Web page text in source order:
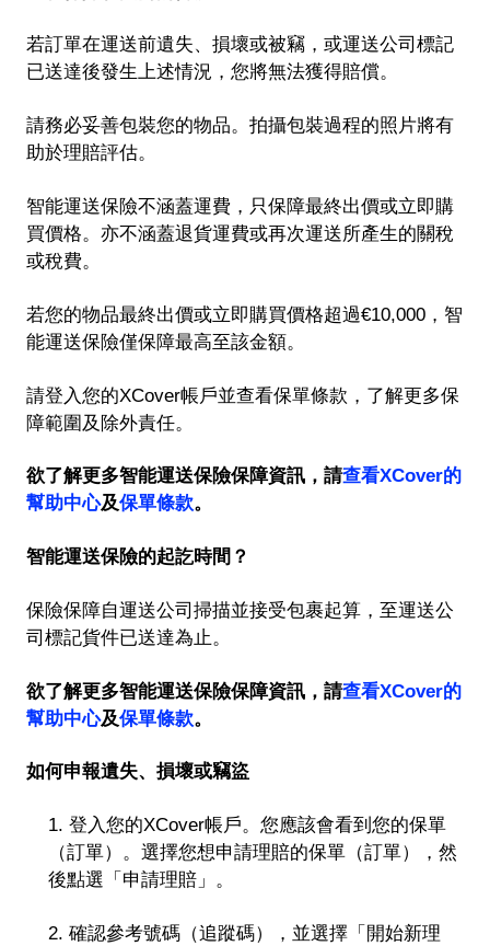
若訂單在運送前遺失、損壞或被竊，或運送公司標記
已送達後發生上述情況，您將無法獲得賠償。
請務必妥善包裝您的物品。拍攝包裝過程的照片將有
助於理賠評估。
智能運送保險不涵蓋運費，只保障最終出價或立即購
買價格。亦不涵蓋退貨運費或再次運送所產生的關稅
或稅費。
若您的物品最終出價或立即購買價格超過€10,000，智
能運送保險僅保障最高至該金額。
請登入您的XCover帳戶並查看保單條款，了解更多保
障範圍及除外責任。
欲了解更多智能運送保險保障資訊，請查看XCover的
幫助中心及保單條款。
智能運送保險的起訖時間？
保險保障自運送公司掃描並接受包裹起算，至運送公
司標記貨件已送達為止。
欲了解更多智能運送保險保障資訊，請查看XCover的
幫助中心及保單條款。
如何申報遺失、損壞或竊盜
1. 登入您的XCover帳戶。您應該會看到您的保單
（訂單）。選擇您想申請理賠的保單（訂單），然
後點選「申請理賠」。
2. 確認參考號碼（追蹤碼），並選擇「開始新理